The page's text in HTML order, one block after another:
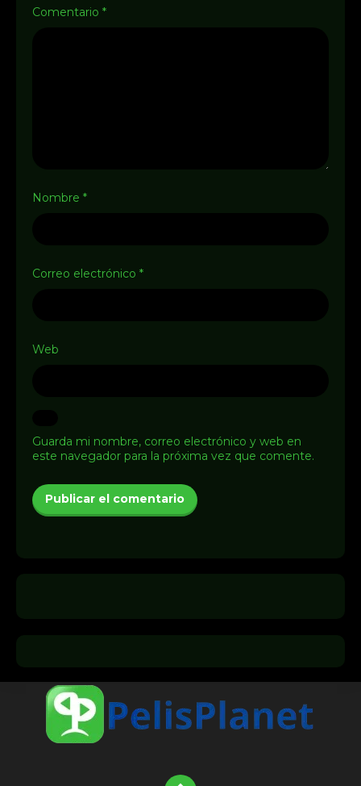
Comentario *
Nombre *
Correo electrónico *
Web
Guarda mi nombre, correo electrónico y web en
este navegador para la próxima vez que comente.